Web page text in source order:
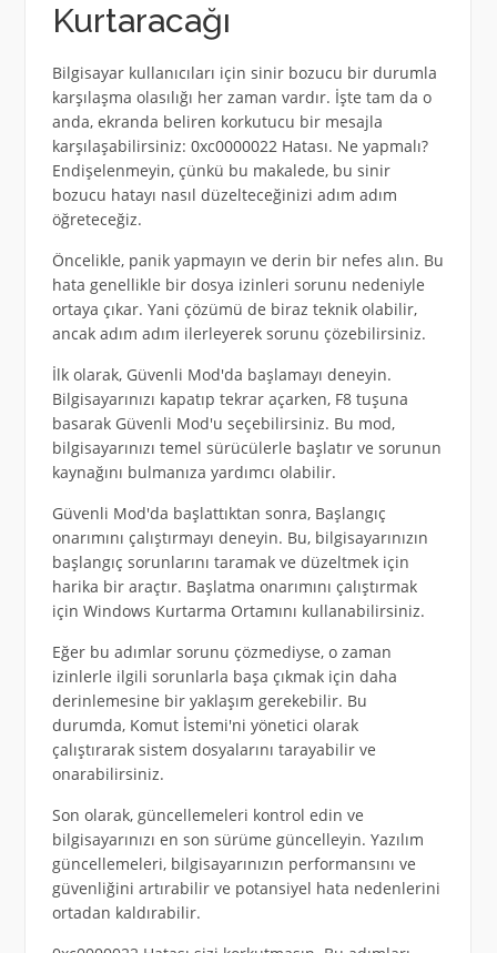
Kurtaracağı
Bilgisayar kullanıcıları için sinir bozucu bir durumla
karşılaşma olasılığı her zaman vardır. İşte tam da o
anda, ekranda beliren korkutucu bir mesajla
karşılaşabilirsiniz: 0xc0000022 Hatası. Ne yapmalı?
Endişelenmeyin, çünkü bu makalede, bu sinir
bozucu hatayı nasıl düzelteceğinizi adım adım
öğreteceğiz.
Öncelikle, panik yapmayın ve derin bir nefes alın. Bu
hata genellikle bir dosya izinleri sorunu nedeniyle
ortaya çıkar. Yani çözümü de biraz teknik olabilir,
ancak adım adım ilerleyerek sorunu çözebilirsiniz.
İlk olarak, Güvenli Mod'da başlamayı deneyin.
Bilgisayarınızı kapatıp tekrar açarken, F8 tuşuna
basarak Güvenli Mod'u seçebilirsiniz. Bu mod,
bilgisayarınızı temel sürücülerle başlatır ve sorunun
kaynağını bulmanıza yardımcı olabilir.
Güvenli Mod'da başlattıktan sonra, Başlangıç ​​
onarımını çalıştırmayı deneyin. Bu, bilgisayarınızın
başlangıç ​​sorunlarını taramak ve düzeltmek için
harika bir araçtır. Başlatma onarımını çalıştırmak
için Windows Kurtarma Ortamını kullanabilirsiniz.
Eğer bu adımlar sorunu çözmediyse, o zaman
izinlerle ilgili sorunlarla başa çıkmak için daha
derinlemesine bir yaklaşım gerekebilir. Bu
durumda, Komut İstemi'ni yönetici olarak
çalıştırarak sistem dosyalarını tarayabilir ve
onarabilirsiniz.
Son olarak, güncellemeleri kontrol edin ve
bilgisayarınızı en son sürüme güncelleyin. Yazılım
güncellemeleri, bilgisayarınızın performansını ve
güvenliğini artırabilir ve potansiyel hata nedenlerini
ortadan kaldırabilir.